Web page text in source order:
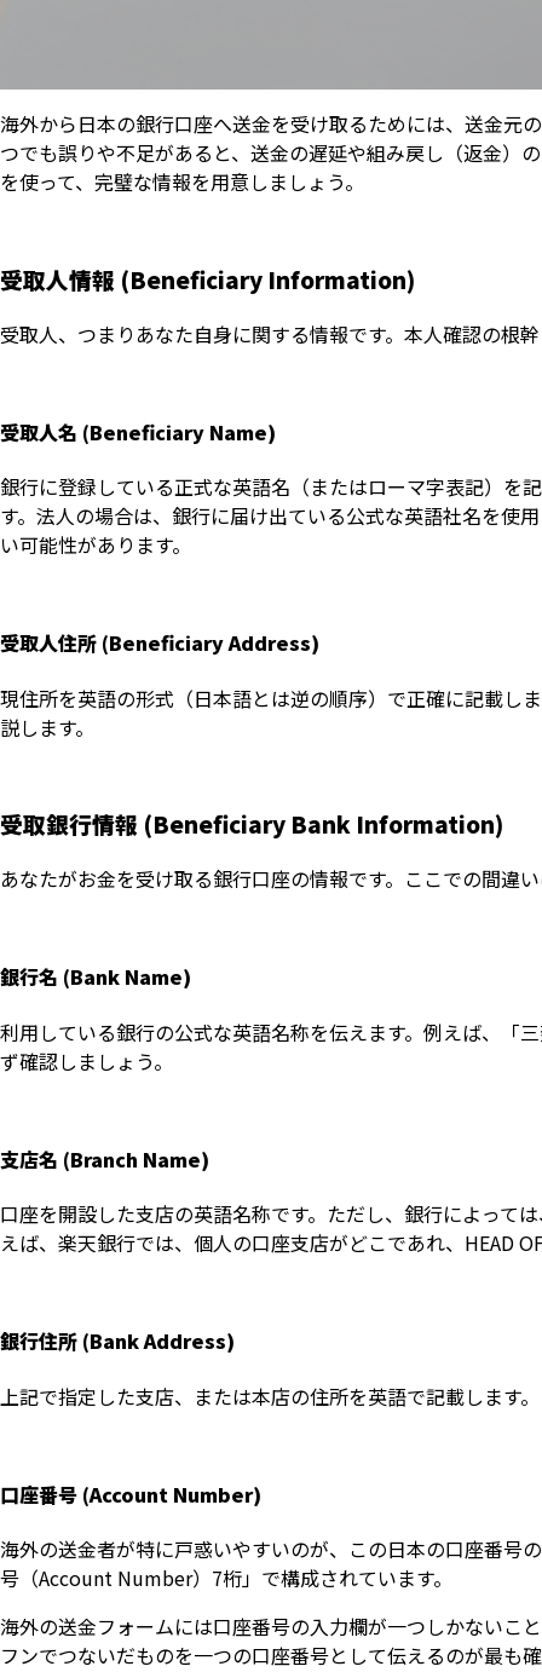
海外から日本の銀行口座へ送金を受け取るためには、送金元
つでも誤りや不足があると、送金の遅延や組み戻し（返金）
を使って、完璧な情報を用意しましょう。
受取人情報 (Beneficiary Information)
受取人、つまりあなた自身に関する情報です。本人確認の根
受取人名 (Beneficiary Name)
銀行に登録している正式な英語名（またはローマ字表記）を
す。法人の場合は、銀行に届け出ている公式な英語社名を使
い可能性があります。
受取人住所 (Beneficiary Address)
現住所を英語の形式（日本語とは逆の順序）で正確に記載し
説します。
受取銀行情報 (Beneficiary Bank Information)
あなたがお金を受け取る銀行口座の情報です。ここでの間違
銀行名 (Bank Name)
利用している銀行の公式な英語名称を伝えます。例えば、「
ず確認しましょう。
支店名 (Branch Name)
口座を開設した支店の英語名称です。ただし、銀行によって
えば、楽天銀行では、個人の口座支店がどこであれ、HEAD
銀行住所 (Bank Address)
上記で指定した支店、または本店の住所を英語で記載します
口座番号 (Account Number)
海外の送金者が特に戸惑いやすいのが、この日本の口座番号
号（Account Number）7桁」で構成されています。
海外の送金フォームには口座番号の入力欄が一つしかないこ
フンでつないだものを一つの口座番号として伝えるのが最も